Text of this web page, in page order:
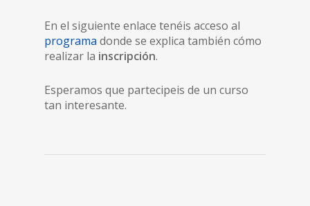
En el siguiente enlace tenéis acceso al
programa donde se explica también cómo
realizar la inscripción.
Esperamos que partecipeis de un curso
tan interesante.